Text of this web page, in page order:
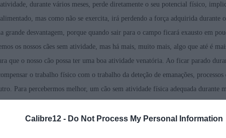
Calibre12 - Do Not Process My Personal Information
durante vários meses, perde diretamente o seu potencial físico,
mas como não se exercita, irá perdendo a força adquirida durante
grande desvantagem, porque quando sair para o campo ficará exausto em
os nossos cães sem atividade, mas há mais, muito mais, algo que até é
que o nosso cão possa ter uma boa atividade venatória. Ao ficar parado
o trabalho físico com o trabalho da deteção de emanações, processos
Para percebermos melhor, um cão sem atividade física adequada durante
equilíbrio, sem medir, sem dosear. Atropelará a caça se a detetar, inclusive
passada. Outro sinal claro que conhecemos bem é a “surdez”. Um cão que
stressado e chateado por estar no canil, sem poder brincar, saltar ou ir ao